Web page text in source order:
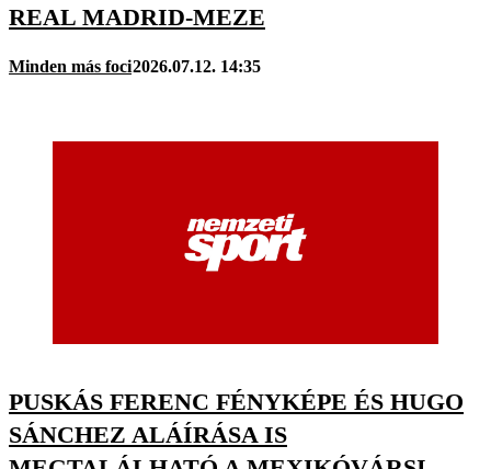
REAL MADRID-MEZE
Minden más foci2026.07.12. 14:35
PUSKÁS FERENC FÉNYKÉPE ÉS HUGO
SÁNCHEZ ALÁÍRÁSA IS